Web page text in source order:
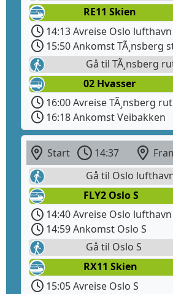
RE11 Skien
14:13 Avreise Oslo
15:50 Ankomst TÃ¸nsberg
Gå til TÃ¸nsberg
02 Hvasser
16:00 Avreise TÃ¸nsberg
16:18 Ankomst Veibakken
Start 14:37
Gå til Oslo
FLY2 Oslo S
14:40 Avreise Oslo
14:59 Ankomst Oslo S
Gå til Oslo S
RX11 Skien
15:05 Avreise Oslo S